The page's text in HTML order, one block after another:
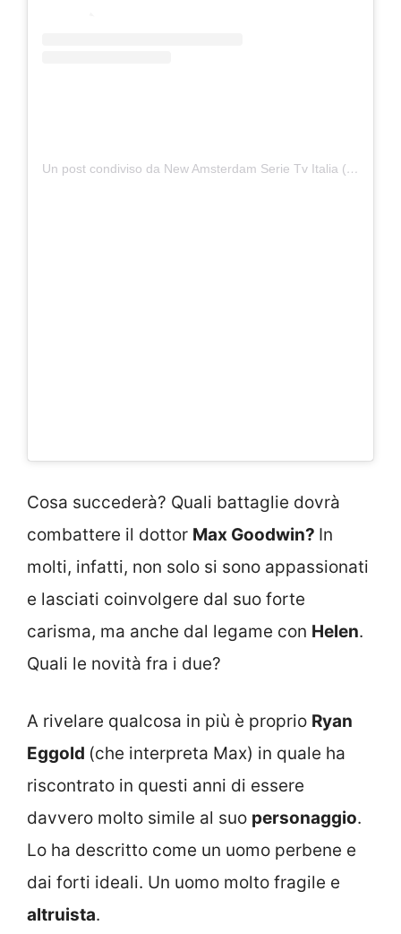
Un post condiviso da New Amsterdam Serie Tv Italia (@newamsterdamitaliaofficial)
Cosa succederà? Quali battaglie dovrà
combattere il dottor Max Goodwin? In
molti, infatti, non solo si sono appassionati
e lasciati coinvolgere dal suo forte
carisma, ma anche dal legame con Helen.
Quali le novità fra i due?
A rivelare qualcosa in più è proprio Ryan
Eggold (che interpreta Max) in quale ha
riscontrato in questi anni di essere
davvero molto simile al suo personaggio.
Lo ha descritto come un uomo perbene e
dai forti ideali. Un uomo molto fragile e
altruista.